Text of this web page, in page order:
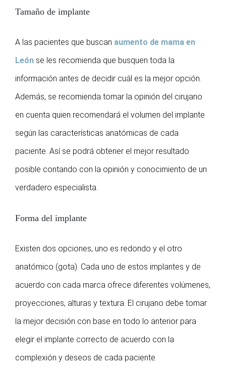
Tamaño de implante
A las pacientes que buscan aumento de mama en
León se les recomienda que busquen toda la
información antes de decidir cuál es la mejor opción.
Además, se recomienda tomar la opinión del cirujano
en cuenta quien recomendará el volumen del implante
según las características anatómicas de cada
paciente. Así se podrá obtener el mejor resultado
posible contando con la opinión y conocimiento de un
verdadero especialista.
Forma del implante
Existen dos opciones, uno es redondo y el otro
anatómico (gota). Cada uno de estos implantes y de
acuerdo con cada marca ofrece diferentes volúmenes,
proyecciones, alturas y textura. El cirujano debe tomar
la mejor decisión con base en todo lo anterior para
elegir el implante correcto de acuerdo con la
complexión y deseos de cada paciente.